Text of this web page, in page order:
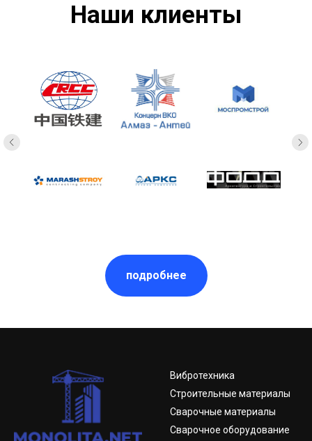
Наши клиенты
подробнее
Вибротехника
Строительные материалы
Сварочные материалы
Сварочное оборудование